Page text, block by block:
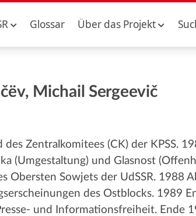
Glossar Über das Projekt
Michail Sergeevič
Zentralkomitees (CK) der KPSS.
(Umgestaltung) und Glasnost
Obersten Sowjets der UdSSR. 1988
des Ostblocks. 1989
und Informationsfreiheit. Ende